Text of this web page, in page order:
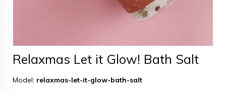
Relaxmas Let it Glow! Bath Salt
Model: relaxmas-let-it-glow-bath-salt